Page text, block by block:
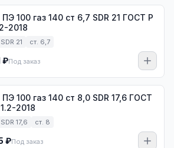
100 газ 140 ст 6,7 SDR 21 ГОСТ Р
2018
SDR 21 ст. 6,7
₽Под заказ
100 газ 140 ст 8,0 SDR 17,6 ГОСТ
2018
SDR 17,6 ст. 8
₽Под заказ